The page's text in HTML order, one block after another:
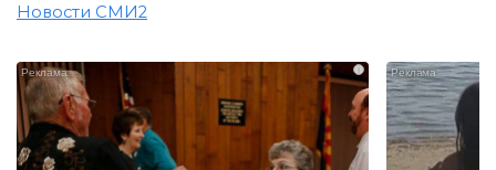
Новости СМИ2
i